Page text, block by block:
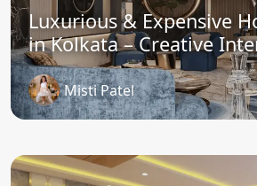
Luxurious & Expensive
in Kolkata – Creative
Misti Patel